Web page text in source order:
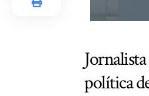
política